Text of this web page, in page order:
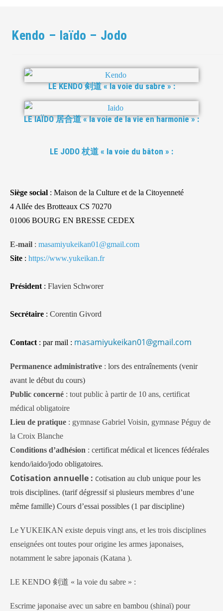
Kendo – Iaïdo – Jodo
LE KENDO 剣道 « la voie du sabre » :
LE IAÏDO 居合道 « la voie de la vie en harmonie » :
LE JODO 杖道 « la voie du bâton » :
Siège social : Maison de la Culture et de la Citoyenneté
4 Allée des Brotteaux CS 70270
01006 BOURG EN BRESSE CEDEX
E-mail : masamiyukeikan01@gmail.com
Site : https://www.yukeikan.fr
Président : Flavien Schworer
Secrétaire : Corentin Givord
Contact : par mail : masamiyukeikan01@gmail.com
Permanence administrative : lors des entraînements (venir
avant le début du cours)
Public concerné : tout public à partir de 10 ans, certificat
médical obligatoire
Lieu de pratique : gymnase Gabriel Voisin, gymnase Péguy de
la Croix Blanche
Conditions d’adhésion : certificat médical et licences fédérales
kendo/iaido/jodo obligatoires.
Cotisation annuelle : cotisation au club unique pour les
trois disciplines. (tarif dégressif si plusieurs membres d’une
même famille) Cours d’essai possibles (1 par discipline)
Le YUKEIKAN existe depuis vingt ans, et les trois disciplines
enseignées ont toutes pour origine les armes japonaises,
notamment le sabre japonais (Katana ).
LE KENDO 剣道 « la voie du sabre » :
Escrime japonaise avec un sabre en bambou (shinaï) pour